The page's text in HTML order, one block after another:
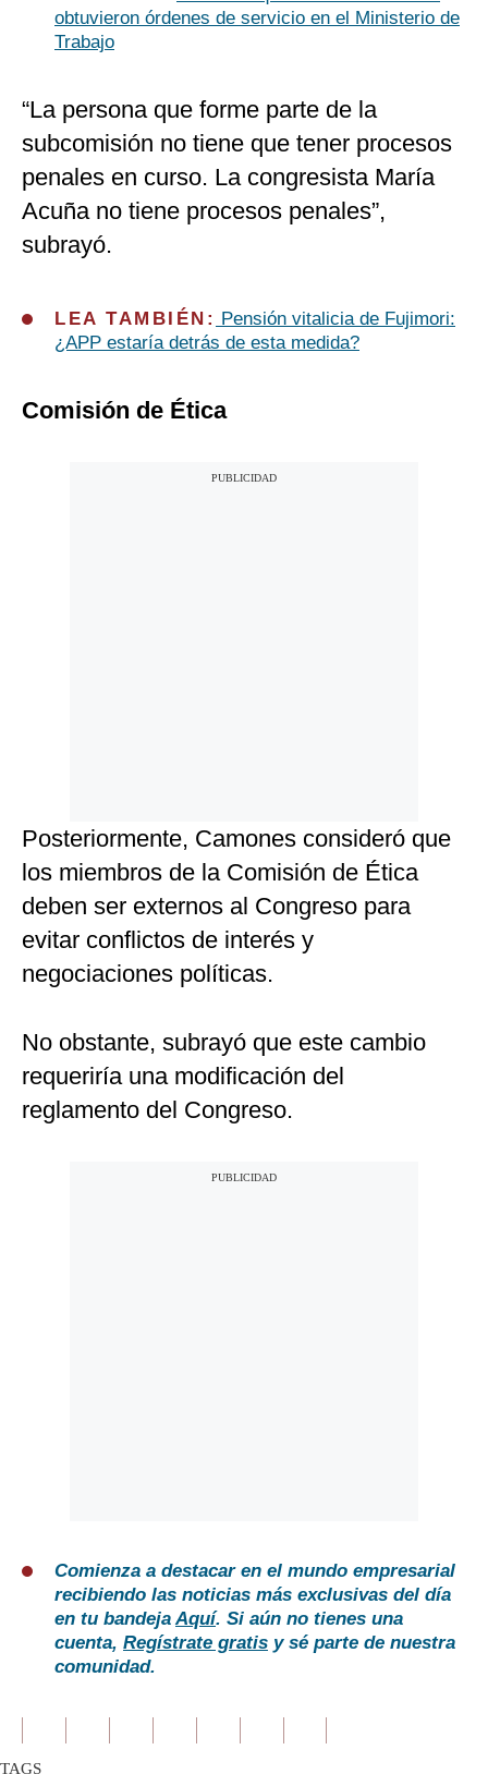
obtuvieron órdenes de servicio en el Ministerio de
Trabajo
“La persona que forme parte de la
subcomisión no tiene que tener procesos
penales en curso. La congresista María
Acuña no tiene procesos penales”,
subrayó.
LEA TAMBIÉN:
Pensión vitalicia de Fujimori:
¿APP estaría detrás de esta medida?
Comisión de Ética
Posteriormente, Camones consideró que
los miembros de la Comisión de Ética
deben ser externos al Congreso para
evitar conflictos de interés y
negociaciones políticas.
No obstante, subrayó que este cambio
requeriría una modificación del
reglamento del Congreso.
Comienza a destacar en el mundo empresarial
recibiendo las noticias más exclusivas del día
en tu bandejaAquí. Si aún no tienes una
cuenta, Regístrate gratis y sé parte de nuestra
comunidad.
TAGS